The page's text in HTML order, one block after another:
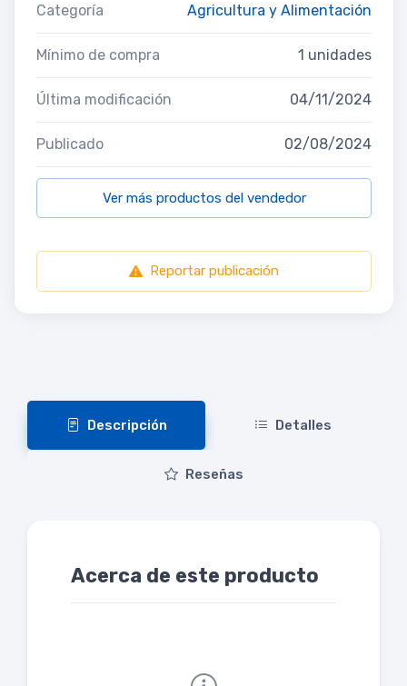
Categoría Agricultura y Alimentación
Mínimo de compra 1 unidades
Última modificación 04/11/2024
Publicado 02/08/2024
Ver más productos del vendedor
Reportar publicación
Descripción Detalles
Reseñas
Acerca de este producto